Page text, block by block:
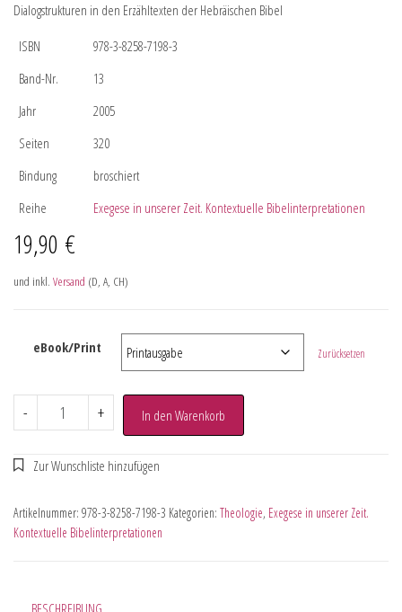
Dialogstrukturen in den Erzähltexten der Hebräischen Bibel
ISBN
978-3-8258-7198-3
Band-Nr.
13
Jahr
2005
Seiten
320
Bindung
broschiert
Reihe
Exegese in unserer Zeit. Kontextuelle Bibelinterpretationen
19,90 €
und inkl. Versand (D, A, CH)
eBook/Print Zurücksetzen
- + In den Warenkorb
Artikelnummer: 978-3-8258-7198-3 Kategorien: Theologie, Exegese in unserer Zeit.
Kontextuelle Bibelinterpretationen